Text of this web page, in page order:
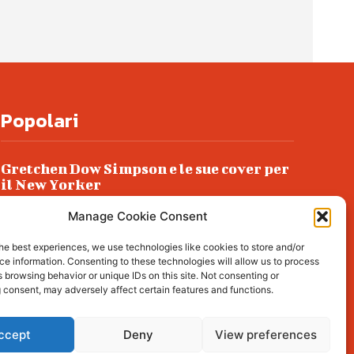
Manage Cookie Consent
best experiences, we use technologies like cookies to store and/or
information. Consenting to these technologies will allow us to process
browsing behavior or unique IDs on this site. Not consenting or
may adversely affect certain features and functions.
Deny View preferences
Popolari
Gretchen Dow Simpson e le sue cover per
il New Yorker
Ancora dossieraggi e schedature
Podlech, il Cile lo ha condannato
all’ergastolo
Era ubriaca…